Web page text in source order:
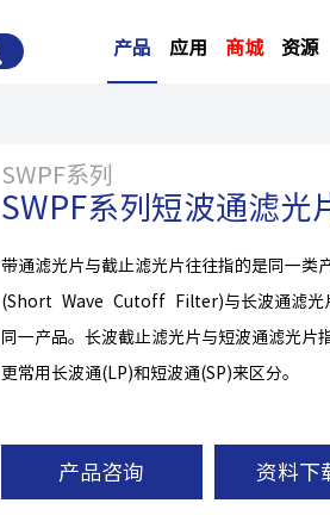
产品 应用 商城 资源
SWPF系列
SWPF系列短波通滤光
带通滤光片与截止滤光片往往指的是同一类
(Short Wave Cutoff Filter)与长波通滤光
同一产品。长波截止滤光片与短波通滤光片
更常用长波通(LP)和短波通(SP)来区分。
产品咨询 资料下